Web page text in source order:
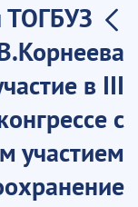
ТОГБУЗ
в III
с
участием